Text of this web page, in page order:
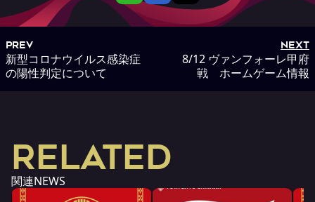
PREV
新型コロナウイルス感染症
の陽性判定について
NEXT
8/12 ヴァンフォーレ甲府
戦 ホームゲーム情報
RELATED
関連NEWS